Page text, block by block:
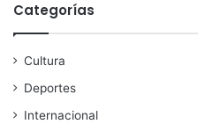
Categorías
Cultura
Deportes
Internacional